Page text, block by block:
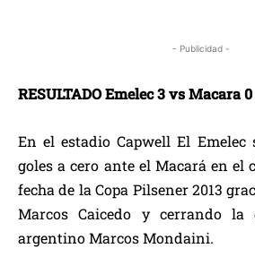
- Publicidad -
RESULTADO Emelec 3 vs Macara 0
En el estadio Capwell El Emelec
goles a cero ante el Macará en el
fecha de la Copa Pilsener 2013
Marcos Caicedo y cerrando la
argentino Marcos Mondaini.